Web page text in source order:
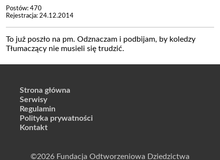
Postów: 470
Rejestracja: 24.12.2014
To już poszło na pm. Odznaczam i podbijam, by koledzy
Tłumaczący nie musieli się trudzić.
Strona główna
Serwisy
Regulamin
Polityka prywatności
Kontakt
©2026 Fundacja Odtworzeniowa Dziedzictwa